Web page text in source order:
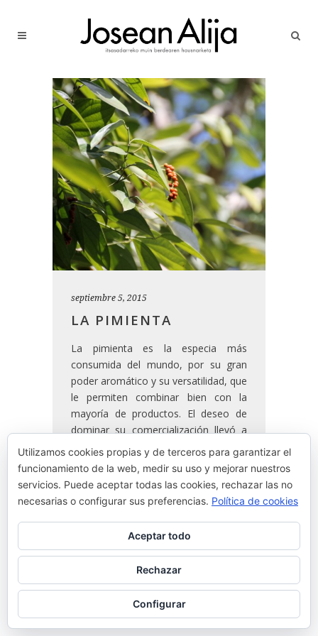
septiembre 5, 2015
LA PIMIENTA
La pimienta es la especia más
consumida del mundo, por su gran
poder aromático y su versatilidad, que
le permiten combinar bien con la
mayoría de productos. El deseo de
dominar su comercialización llevó a
los europeos a descubrir territorios
inexplorados.
READ MORE
Utilizamos cookies propias y de terceros para garantizar el
funcionamiento de la web, medir su uso y mejorar nuestros
servicios. Puede aceptar todas las cookies, rechazar las no
necesarias o configurar sus preferencias. Política de cookies
Aceptar todo
Rechazar
Configurar